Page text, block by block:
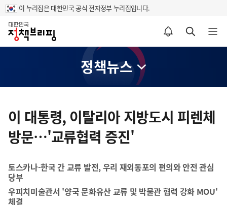
이 누리집은 대한민국 공식 전자정부 누리집입니다.
홈
알림설정 바로가기 검색 바로가기 메뉴 열기
정책뉴스
텐
츠
영
이 대통령, 이탈리아 지방도시 피렌체
방문…'교류협력 증진'
토스카나-한국 간 교류 발전, 우리 재외동포의 편의와 안전 관심
당부
우피치미술관서 '양국 문화유산 교류 및 박물관 협력 강화 MOU'
체결